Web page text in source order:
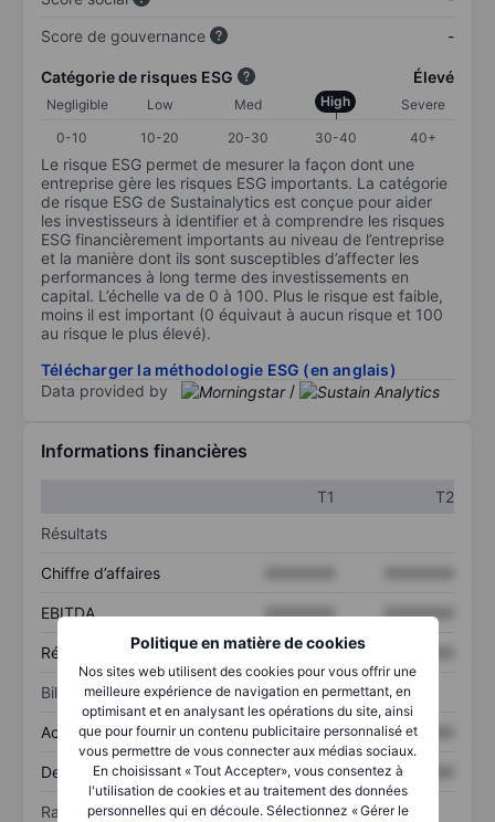
Politique en matière de cookies
Nos sites web utilisent des cookies pour vous offrir une
meilleure expérience de navigation en permettant, en
optimisant et en analysant les opérations du site, ainsi
que pour fournir un contenu publicitaire personnalisé et
vous permettre de vous connecter aux médias sociaux.
En choisissant « Tout Accepter», vous consentez à
l'utilisation de cookies et au traitement des données
personnelles qui en découle. Sélectionnez « Gérer le
Score de gouvernance
-
Catégorie de risques ESG Élevé
Negligible Low Med High
Severe
0-10
10-20 20-30 30-40 40+
Le risque ESG permet de mesurer la façon dont une
entreprise gère les risques ESG importants. La catégorie
de risque ESG de Sustainalytics est conçue pour aider
les investisseurs à identifier et à comprendre les risques
ESG financièrement importants au niveau de l’entreprise
et la manière dont ils sont susceptibles d’affecter les
performances à long terme des investissements en
capital. L’échelle va de 0 à 100. Plus le risque est faible,
moins il est important (0 équivaut à aucun risque et 100
au risque le plus élevé).
Télécharger la méthodologie ESG (en anglais)
Data provided by
/
Informations financières
T1
T2
Résultats
Chiffre d’affaires
EBITDA XXXXXXX XXXXXXX
Résultat net XXXXXXX
Bilan
Actif total XXXXXXX XXXXXXX
Dette totale XXXXXXX XXXXXXX
Ratios